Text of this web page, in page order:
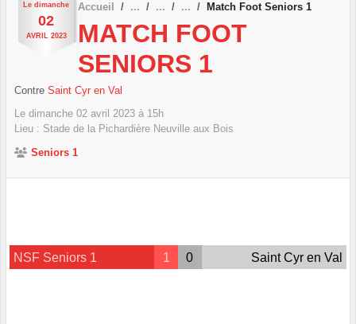
Le dimanche
02
AVRIL 2023
Accueil Match Foot Seniors 1
MATCH FOOT
SENIORS 1
Contre Saint Cyr en Val
Le dimanche 02 avril 2023 à 15h
Lieu : Stade de la Pichardière Neuville aux Bois
Seniors 1
NSF Seniors 1 1 0 Saint Cyr en Val